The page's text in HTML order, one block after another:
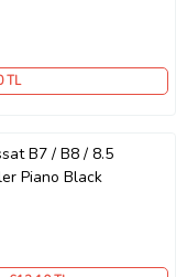
TL
B7 / B8 / 8.5
Piano Black